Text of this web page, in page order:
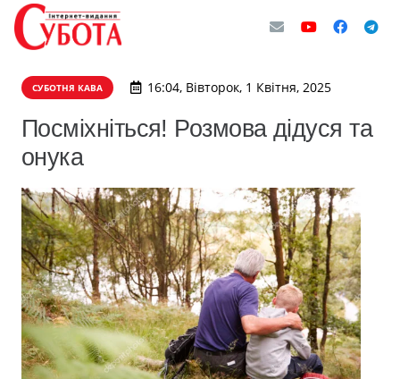
СУБОТНЯ КАВА 16:04, Вівторок, 1 Квітня, 2025
Посміхніться! Розмова дідуся та
онука